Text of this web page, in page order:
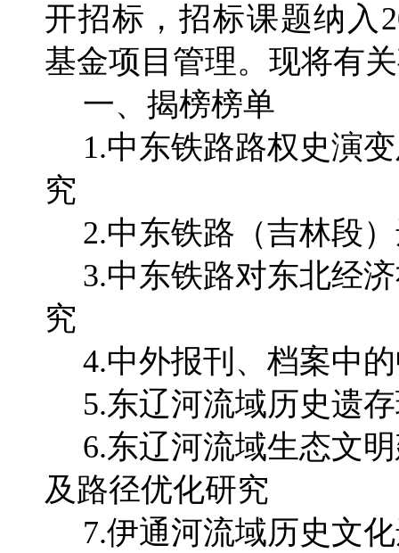
开招标，招标课题纳入
基金项目管理。现将有
一、揭榜榜单
1.中东铁路路权史演
究
2.中东铁路（吉林段
3.中东铁路对东北经
究
4.中外报刊、档案中
5.东辽河流域历史遗
6.东辽河流域生态文
及路径优化研究
7.伊通河流域历史文